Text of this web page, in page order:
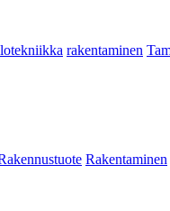
rakentaminen
Rakentaminen